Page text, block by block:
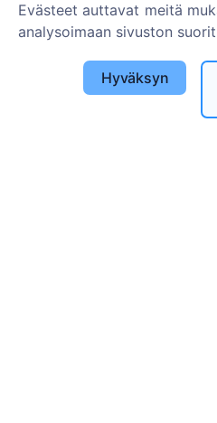
Etsi
Evästeet auttavat meitä
analysoimaan sivuston
Hyväksyn